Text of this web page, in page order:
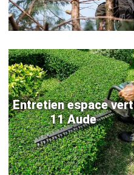
Entretien espace vert
11 Aude